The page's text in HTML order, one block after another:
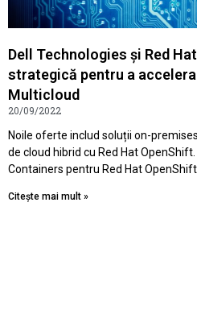
Dell Technologies și Red
strategică pentru a
Multicloud
20/09/2022
Noile oferte includ soluții on-
de cloud hibrid cu Red Hat
Containers pentru Red Hat OpenShift
Citește mai mult »